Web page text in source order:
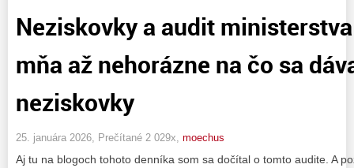
Neziskovky a audit
mňa až nehorázne na čo sa
neziskovky
25. januára 2026, Prečítané 2 029x, moechus
Aj tu na blogoch tohoto denníka som sa dočítal o tomto audite. A